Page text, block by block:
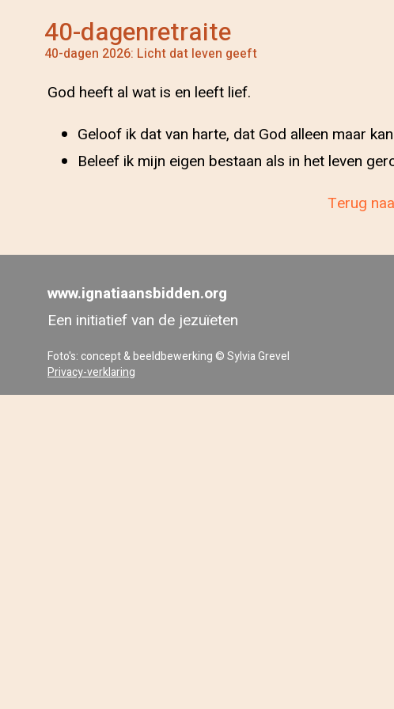
40-dagenretraite
40-dagen 2026: Licht dat leven geeft
God heeft al wat is en leeft lief.
Geloof ik dat van harte, dat God alleen maar
Beleef ik mijn eigen bestaan als in het leven
Terug
www.ignatiaansbidden.org
Een initiatief van de jezuïeten
Foto's: concept & beeldbewerking © Sylvia Grevel
Privacy-verklaring